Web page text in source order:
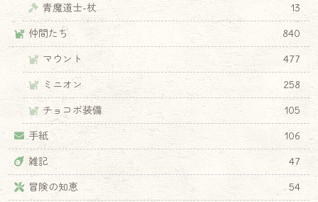
青魔道士-杖
13
仲間たち
840
マウント
477
ミニオン
258
チョコボ装備
105
手紙
106
雑記
47
冒険の知恵
54